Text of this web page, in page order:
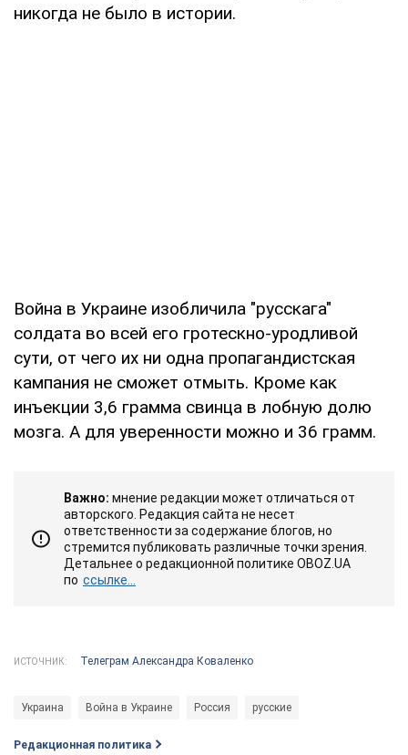
никогда не было в истории.
Война в Украине изобличила "русскага"
солдата во всей его гротескно-уродливой
сути, от чего их ни одна пропагандистская
кампания не сможет отмыть. Кроме как
инъекции 3,6 грамма свинца в лобную долю
мозга. А для уверенности можно и 36 грамм.
Важно: мнение редакции может отличаться от
авторского. Редакция сайта не несет
ответственности за содержание блогов, но
стремится публиковать различные точки зрения.
Детальнее о редакционной политике OBOZ.UA
по ссылке...
ИСТОЧНИК: Телеграм Александра Коваленко
Украина Война в Украине Россия русские
Редакционная политика